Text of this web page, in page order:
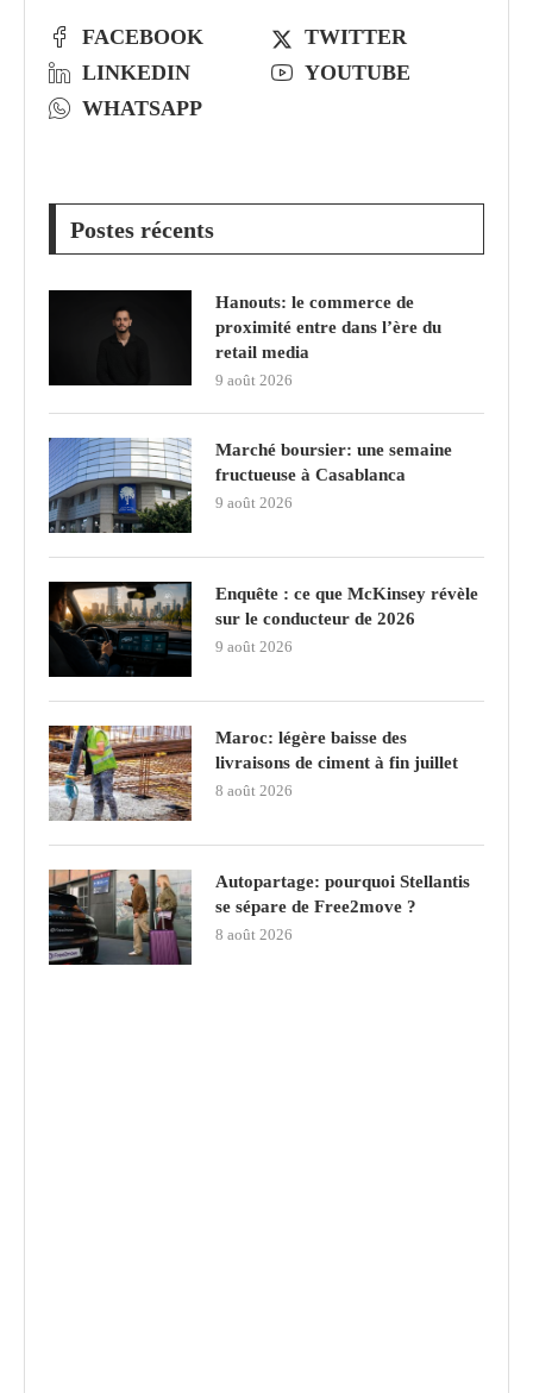
FACEBOOK
TWITTER
LINKEDIN
YOUTUBE
WHATSAPP
Postes récents
Hanouts: le commerce de
proximité entre dans l’ère du
retail media
9 août 2026
Marché boursier: une semaine
fructueuse à Casablanca
9 août 2026
Enquête : ce que McKinsey révèle
sur le conducteur de 2026
9 août 2026
Maroc: légère baisse des
livraisons de ciment à fin juillet
8 août 2026
Autopartage: pourquoi Stellantis
se sépare de Free2move ?
8 août 2026